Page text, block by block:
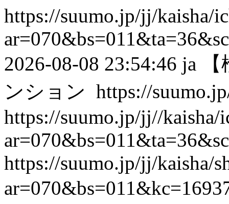
https://suumo.jp/jj/kaisha/
2026-08-08 23:54:46 ja
ンション https://
https://suumo.jp/jj//kaisha/
https://suumo.jp/jj/kaisha/